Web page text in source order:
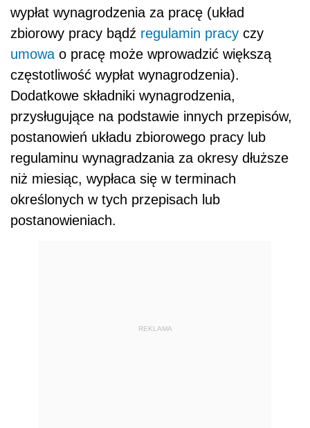
wypłat wynagrodzenia za pracę (układ
zbiorowy pracy bądź regulamin pracy czy
umowa o pracę może wprowadzić większą
częstotliwość wypłat wynagrodzenia).
Dodatkowe składniki wynagrodzenia,
przysługujące na podstawie innych przepisów,
postanowień układu zbiorowego pracy lub
regulaminu wynagradzania za okresy dłuższe
niż miesiąc, wypłaca się w terminach
określonych w tych przepisach lub
postanowieniach.
REKLAMA